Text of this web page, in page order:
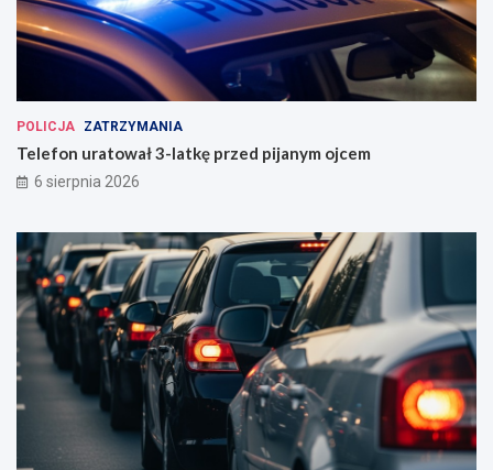
POLICJA ZATRZYMANIA
Telefon uratował 3-latkę przed pijanym ojcem
6 sierpnia 2026